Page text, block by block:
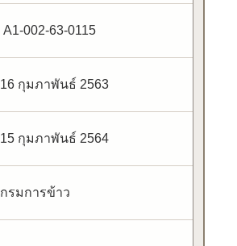
A1-002-63-0115
16 กุมภาพันธ์ 2563
15 กุมภาพันธ์ 2564
กรมการข้าว